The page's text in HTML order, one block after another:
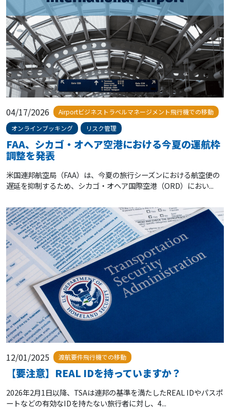
04/17/2026
Airportビジネストラベルマネージメント飛行機での移動
オンラインブッキング
リスク管理
FAA、シカゴ・オヘア空港における今夏の運航枠
調整を発表
米国連邦航空局（FAA）は、今夏の旅行シーズンにおける航空便の
遅延を抑制するため、シカゴ・オヘア国際空港（ORD）におい...
12/01/2025 渡航要件飛行機での移動
【要注意】REAL IDを持っていますか？
2026年2月1日以降、TSAは連邦の基準を満たしたREAL IDやパスポ
ートなどの有効なIDを持たない旅行者に対し、4...